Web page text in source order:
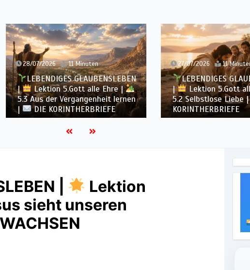
11 Minuten
alle Ehre |
lernen
27/07/2026 11 Minuten
LEBENDIGES GLAUBENSLEBEN
|
Lektion 5.Gott alle Ehre |
5.2 Selbstlose Liebe |
DIE
KORINTHERBRIEFE
|
Lektion
sieht unseren